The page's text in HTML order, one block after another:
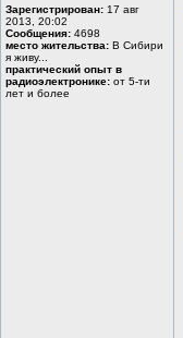
Зарегистрирован: 17 авг
2013, 20:02
Сообщения: 4698
место жительства: В Сибири
я живу...
практический опыт в
радиоэлектронике: от 5-ти
лет и более